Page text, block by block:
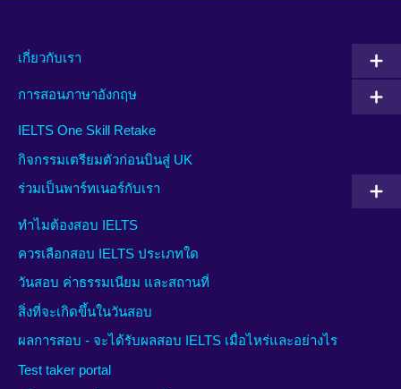
เกี่ยวกับเรา
การสอนภาษาอังกฤษ
IELTS One Skill Retake
กิจกรรมเตรียมตัวก่อนบินสู่ UK
ร่วมเป็นพาร์ทเนอร์กับเรา
ทำไมต้องสอบ IELTS
ควรเลือกสอบ IELTS ประเภทใด
วันสอบ ค่าธรรมเนียม และสถานที่
สิ่งที่จะเกิดขึ้นในวันสอบ
ผลการสอบ - จะได้รับผลสอบ IELTS เมื่อไหร่และอย่างไร
Test taker portal